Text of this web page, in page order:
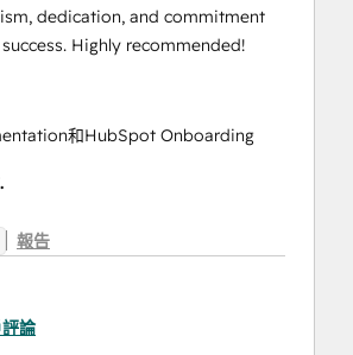
dedication, and commitment
Highly recommended!
和HubSpot Onboarding
報告
論